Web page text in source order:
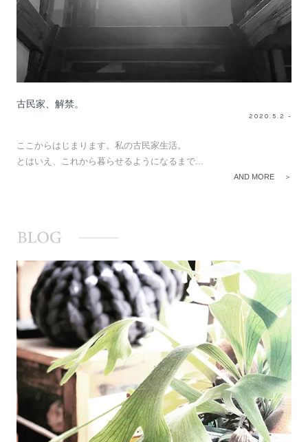
古民家、解禁。
2020.5.2 -
ここからはじまります。私の古民家生活。
とはいえ、これから暮らせるようになるまで...
AND MORE ＞